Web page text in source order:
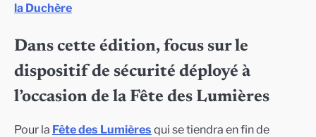
la Duchère
Dans cette édition, focus sur le
dispositif de sécurité déployé à
l’occasion de la Fête des Lumières
Pour la Fête des Lumières qui se tiendra en fin de